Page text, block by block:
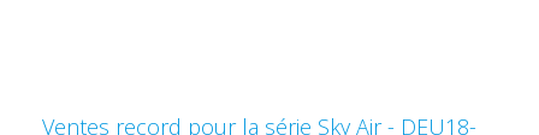
Ventes record pour la série Sky Air - DEU18-